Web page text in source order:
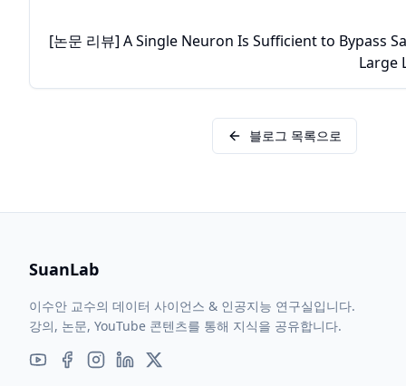
[논문 리뷰] A Single Neuron Is Sufficient to Bypass
Large
블로그 목록으로
SuanLab
이수안 교수의 데이터 사이언스 & 인공지능 연구실입니다.
강의, 논문, YouTube 콘텐츠를 통해 지식을 공유합니다.